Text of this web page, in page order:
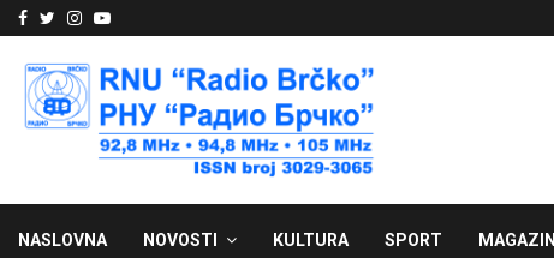
Facebook
Twitter
Instagram
Youtube
NASLOVNA NOVOSTI KULTURA SPORT MAGAZIN